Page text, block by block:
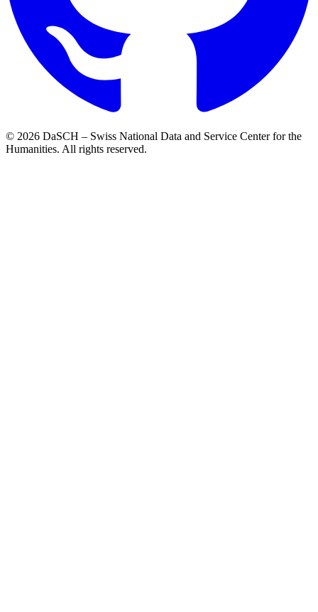
© 2026 DaSCH – Swiss National Data and Service Center for the
Humanities. All rights reserved.